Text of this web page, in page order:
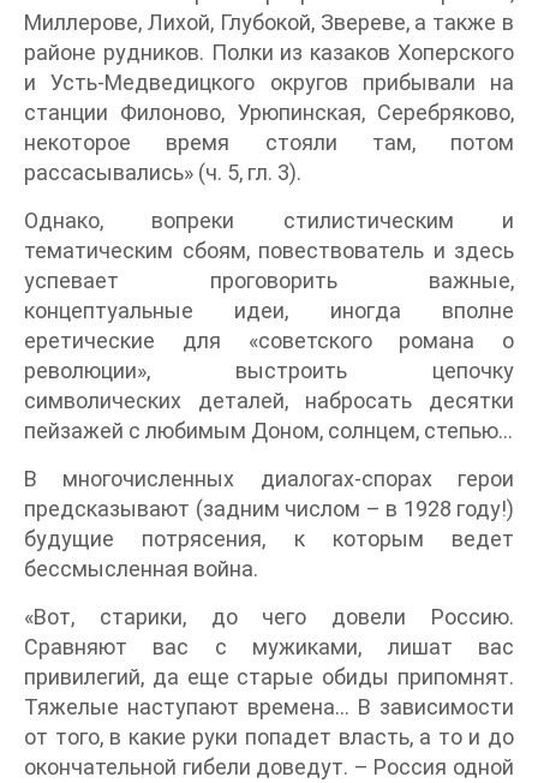
Миллерове, Лихой, Глубокой, Звереве, а также в
районе рудников. Полки из казаков Хоперского
и Усть-Медведицкого округов прибывали на
станции Филоново, Урюпинская, Серебряково,
некоторое время стояли там, потом
рассасывались» (ч. 5, гл. 3).
Однако, вопреки стилистическим и
тематическим сбоям, повествователь и здесь
успевает проговорить важные,
концептуальные идеи, иногда вполне
еретические для «советского романа о
революции», выстроить цепочку
символических деталей, набросать десятки
пейзажей с любимым Доном, солнцем, степью…
В многочисленных диалогах-спорах герои
предсказывают (задним числом – в 1928 году!)
будущие потрясения, к которым ведет
бессмысленная война.
«Вот, старики, до чего довели Россию.
Сравняют вас с мужиками, лишат вас
привилегий, да еще старые обиды припомнят.
Тяжелые наступают времена… В зависимости
от того, в какие руки попадет власть, а то и до
окончательной гибели доведут. – Россия одной